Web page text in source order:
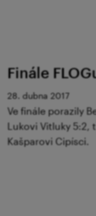
Finále
28. dubna 2017
Ve finále porazily
Lukovi Vitluky 5:2,
Kašparovi Cipísci.